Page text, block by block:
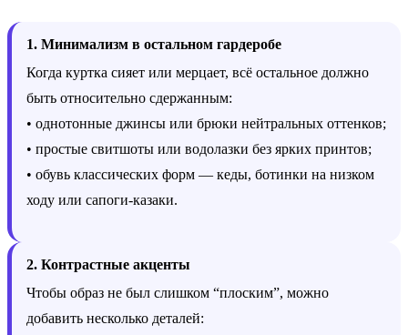
1. Минимализм в остальном гардеробе
Когда куртка сияет или мерцает, всё остальное должно
быть относительно сдержанным:
• однотонные джинсы или брюки нейтральных оттенков;
• простые свитшоты или водолазки без ярких принтов;
• обувь классических форм — кеды, ботинки на низком
ходу или сапоги-казаки.
2. Контрастные акценты
Чтобы образ не был слишком “плоским”, можно
добавить несколько деталей: